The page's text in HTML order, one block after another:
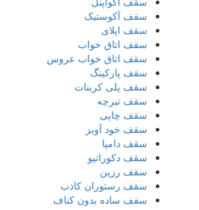
سقف آکوستیک
سقف اپلای
سقف اتاق خواب
سقف اتاق خواب عروس
سقف پارکینگ
سقف پلی کربنات
سقف تیرچه
سقف چاپی
سقف خود آویز
سقف دامپا
سقف دکوراتیو
سقف رزین
سقف رستوران کاذب
سقف ساده بدون کناف